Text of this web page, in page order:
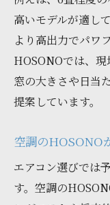
高いモデルが適し
より高出力でパワ
HOSONOでは、
窓の大きさや日当
提案しています。
空調のHOSONO
エアコン選びでは
す。空調の